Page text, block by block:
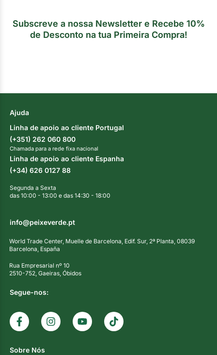
Subscreve a nossa Newsletter e Recebe 10%
de Desconto na tua Primeira Compra!
Ajuda
Linha de apoio ao cliente Portugal
(+351) 262 060 800
Chamada para a rede fixa nacional
Linha de apoio ao cliente Espanha
(+34) 626 0127 88
Segunda a Sexta
das 10:00 - 13:00 e das 14:30 - 18:00
info@peixeverde.pt
World Trade Center, Muelle de Barcelona, Edif. Sur, 2ª Planta, 08039
Barcelona, España
Rua Empresarial nº 10
2510-752, Gaeiras, Óbidos
Segue-nos:
Sobre Nós